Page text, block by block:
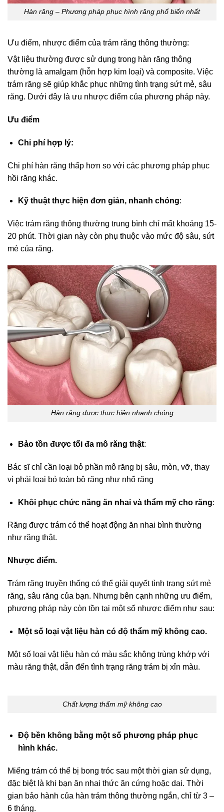
Hàn răng – Phương pháp phục hình răng phổ biến nhất
Ưu điểm, nhược điểm của trám răng thông thường:
Vật liệu thường được sử dụng trong hàn răng thông
thường là amalgam (hỗn hợp kim loại) và composite. Việc
trám răng sẽ giúp khắc phục những tình trạng sứt mẻ, sâu
răng. Dưới đây là ưu nhược điểm của phương pháp này.
Ưu điểm
Chi phí hợp lý:
Chi phí hàn răng thấp hơn so với các phương pháp phục
hồi răng khác.
Kỹ thuật thực hiện đơn giản, nhanh chóng:
Việc trám răng thông thường trung bình chỉ mất khoảng 15-
20 phút. Thời gian này còn phụ thuộc vào mức độ sâu, sứt
mẻ của răng.
Hàn răng được thực hiện nhanh chóng
Bảo tồn được tối đa mô răng thật:
Bác sĩ chỉ cần loại bỏ phần mô răng bị sâu, mòn, vỡ, thay
vì phải loại bỏ toàn bộ răng như nhổ răng
Khôi phục chức năng ăn nhai và thẩm mỹ cho răng:
Răng được trám có thể hoạt động ăn nhai bình thường
như răng thật.
Nhược điểm.
Trám răng truyền thống có thể giải quyết tình trạng sứt mẻ
răng, sâu răng của bạn. Nhưng bên cạnh những ưu điểm,
phương pháp này còn tồn tại một số nhược điểm như sau:
Một số loại vật liệu hàn có độ thẩm mỹ không cao.
Một số loại vật liệu hàn có màu sắc không trùng khớp với
màu răng thật, dẫn đến tình trạng răng trám bị xỉn màu.
Chất lượng thẩm mỹ không cao
Độ bền không bằng một số phương pháp phục
hình khác.
Miếng trám có thể bị bong tróc sau một thời gian sử dụng,
đặc biệt là khi bạn ăn nhai thức ăn cứng hoặc dai. Thời
gian bảo hành của hàn trám thông thường ngắn, chỉ từ 3 –
6 tháng.